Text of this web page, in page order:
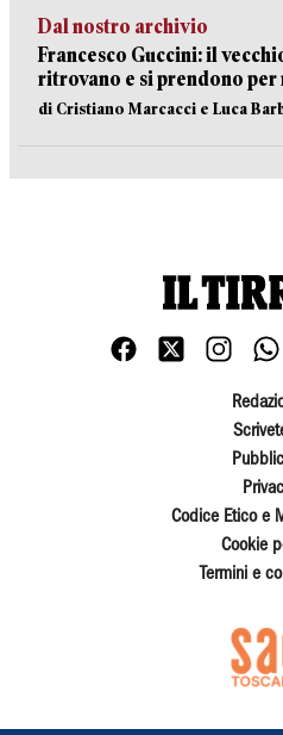
Dal nostro archivio
Francesco Guccini: il
ritrovano e si prendono per
di Cristiano Marcacci e Luca
Codice Etico e
Cookie
Termini e